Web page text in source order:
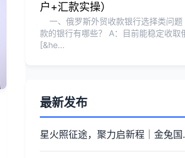
户+汇款实操）
一、俄罗斯外贸收款银行选择类问题
款的银行有哪些？ A：目前能稳定收取
[&he…
最新发布
星火照征途